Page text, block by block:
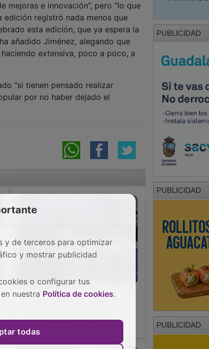
mejoras e innovación”, pero “lo que
edición registró nada menos que
esta edición, que ya espera la
añadido Jiménez, alegando que
extensiva, poco a poco, a
“si tienen pensado realizar
por no haber dejado el
PUBLICIDAD
PUBLICIDAD
PUBLICIDAD
y de terceros para optimizar
y mostrar publicidad
o configurar tus
nuestra Política de cookies.
todas